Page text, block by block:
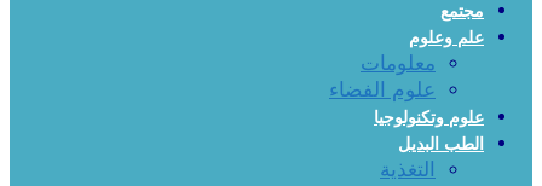
مجتمع
علم وعلوم
معلومات
علوم الفضاء
علوم وتكنولوجيا
الطب البديل
التغذية